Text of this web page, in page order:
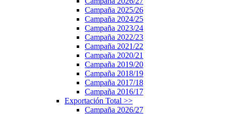
Campaña 2025/26
Campaña 2024/25
Campaña 2023/24
Campaña 2022/23
Campaña 2021/22
Campaña 2020/21
Campaña 2019/20
Campaña 2018/19
Campaña 2017/18
Campaña 2016/17
Exportación Total >>
Campaña 2026/27